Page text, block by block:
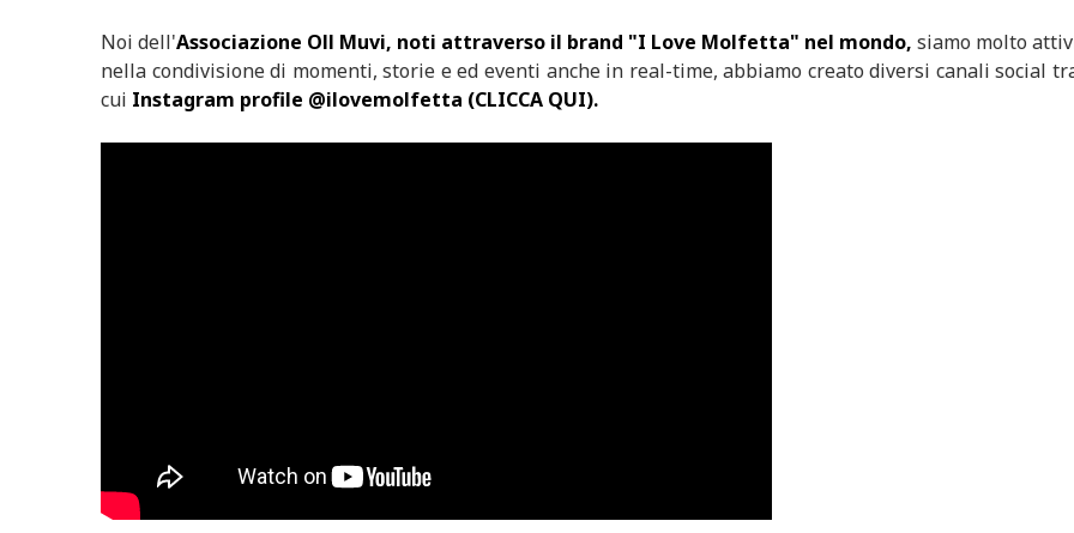
Noi dell'Associazione Oll Muvi, noti attraverso il brand "I Love Molfetta" nel mondo, siamo molto
nella condivisione di momenti, storie e ed eventi anche in real-time, abbiamo creato diversi canali social
cui Instagram profile @ilovemolfetta (CLICCA QUI).